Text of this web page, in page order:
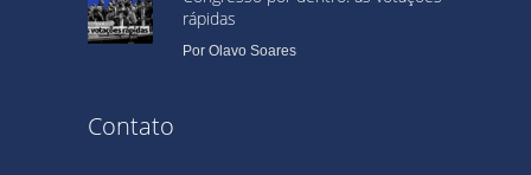
rápidas
Por Olavo Soares
Contato